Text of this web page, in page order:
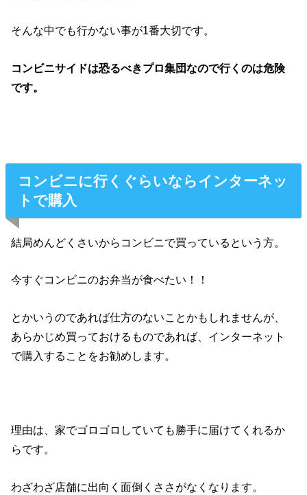
そんな中でも行かない事が1番大切です。
コンビニサイドは恐るべきプロ集団なので行くのは危険
です。
コンビニに行くぐらいならインターネッ
トで購入
結局めんどくさいからコンビニで買っているという方。
今すぐコンビニのお弁当が食べたい！！
とかいうのであれば仕方のないことかもしれませんが、
あらかじめ買っておけるものであれば、インターネット
で購入することをお勧めします。
理由は、家でゴロゴロしていても勝手に届けてくれるか
らです。
わざわざ店舗に出向く面倒くささがなくなります。